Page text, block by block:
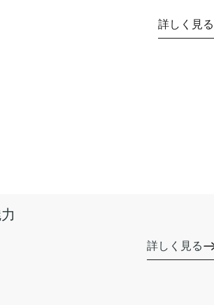
詳しく見る
詳しく見る